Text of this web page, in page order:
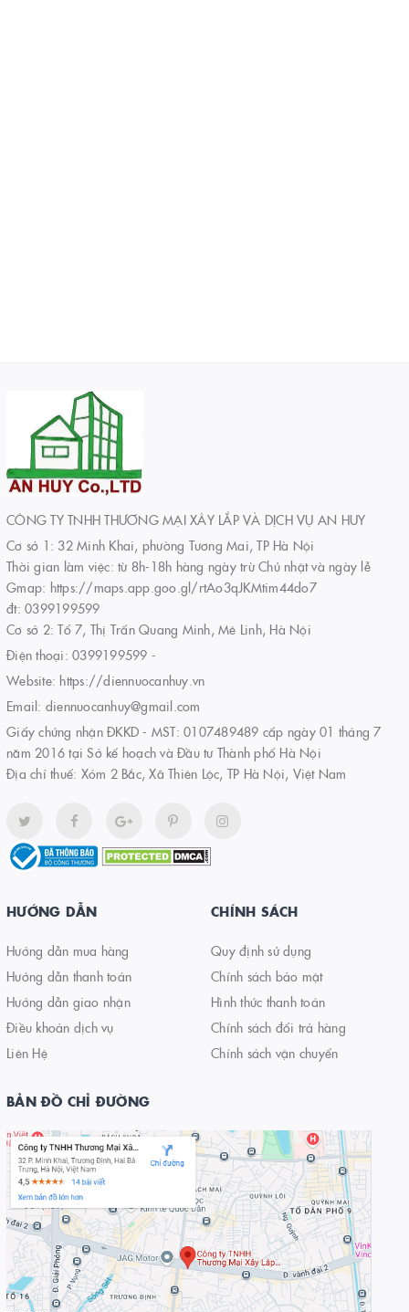
CÔNG TY TNHH THƯƠNG MẠI XÂY LẮP VÀ DỊCH VỤ AN HUY
Cơ sở 1: 32 Minh Khai, phường Tương Mai, TP Hà Nội
Thời gian làm việc: từ 8h-18h hàng ngày trừ Chủ nhật và ngày lễ
Gmap: https://maps.app.goo.gl/rtAo3qJKMtim44do7
đt: 0399199599
Cơ sở 2: Tổ 7, Thị Trấn Quang Minh, Mê Linh, Hà Nội
Điện thoại: 0399199599 -
Website: https://diennuocanhuy.vn
Email: diennuocanhuy@gmail.com
Giấy chứng nhận ĐKKD - MST: 0107489489 cấp ngày 01 tháng 7
năm 2016 tại Sở kế hoạch và Đầu tư Thành phố Hà Nội
Địa chỉ thuế: Xóm 2 Bắc, Xã Thiên Lộc, TP Hà Nội, Việt Nam
HƯỚNG DẪN
Hướng dẫn mua hàng
Hướng dẫn thanh toán
Hướng dẫn giao nhận
Điều khoản dịch vụ
Liên Hệ
CHÍNH SÁCH
Quy định sử dụng
Chính sách bảo mật
Hình thức thanh toán
Chính sách đổi trả hàng
Chính sách vận chuyển
BẢN ĐỒ CHỈ ĐƯỜNG